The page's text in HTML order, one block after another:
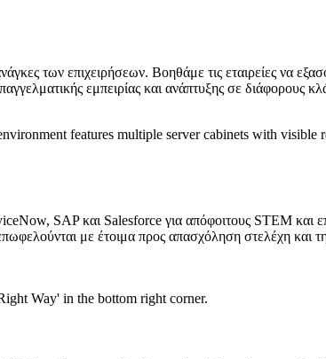
των επιχειρήσεων. Βοηθάμε τις εταιρείες να
εμπειρίας και ανάπτυξης σε διάφορους
SAP και Salesforce για απόφοιτους STEM και
με έτοιμα προς απασχόληση στελέχη και